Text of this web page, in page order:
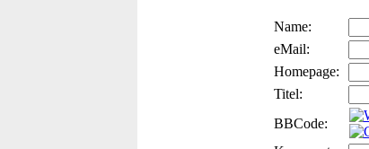
Name:
eMail:
Homepage:
Titel:
BBCode: